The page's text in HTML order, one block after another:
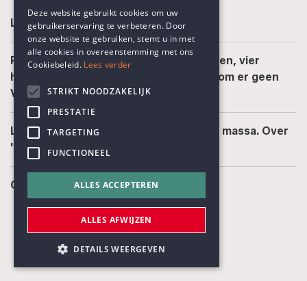
Levensbeschouwing voorop !
Panorama van Aotearoa #19: Vier dorpen, vier
heimweeën, en het grote raadsel waarom er geen
Vlaams dorp in Nieuw-Zeeland bestaat
Leopold Flam: eenzaam in de naamloze massa. Over
'De eenzaamheid'
Openingsuren tijdens juli en augustus
DUTCH
Deze website gebruikt cookies om uw
gebruikerservaring te verbeteren. Door
onze website te gebruiken, stemt u in met
alle cookies in overeenstemming met ons
Cookiebeleid. Lees verder
STRIKT NOODZAKELIJK
PRESTATIE
TARGETING
FUNCTIONEEL
ALLES ACCEPTEREN
ALLES AFWIJZEN
DETAILS WEERGEVEN